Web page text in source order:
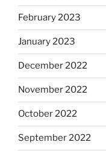
February 2023
January 2023
December 2022
November 2022
October 2022
September 2022